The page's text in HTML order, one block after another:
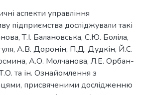
аспекти управління
підприємства досліджували такі
Т.І. Балановська, С.Ю. Боліла,
А.В. Доронін, П.Д. Дудкін, Й.С.
А.О. Молчанова, Л.Е. Орбан-
та ін. Ознайомлення з
присвяченими дослідженню